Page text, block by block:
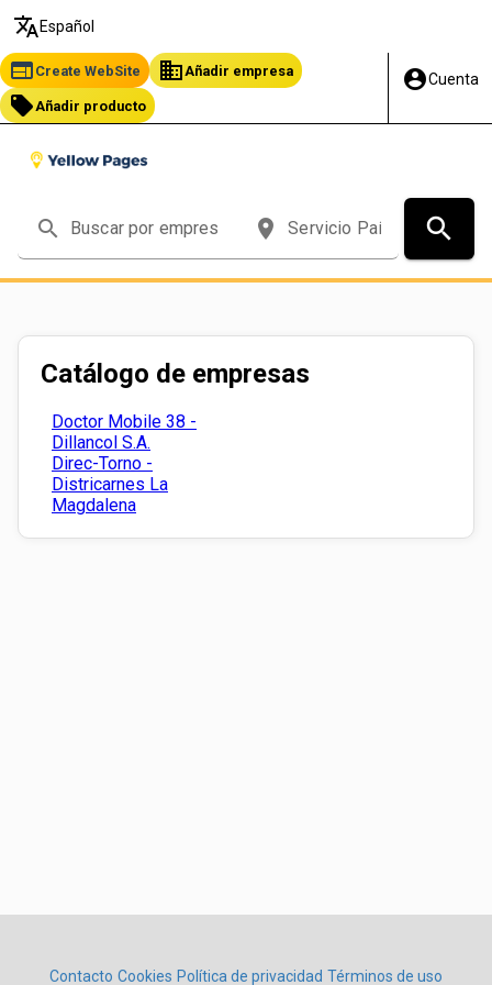
translate Español
web Create WebSite business Añadir empresa
local_offer Añadir producto
account_circleCuenta
search place search
Catálogo de empresas
Doctor Mobile 38 -
Dillancol S.A.
Direc-Torno -
Districarnes La
Magdalena
Contacto Cookies Política de privacidad Términos de uso